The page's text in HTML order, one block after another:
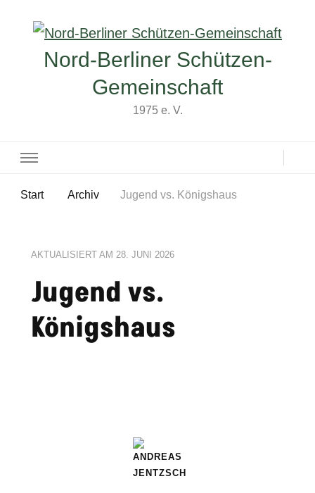
Nord-Berliner Schützen-
Gemeinschaft
1975 e. V.
Start Archiv Jugend vs. Königshaus
AKTUALISIERT AM 28. JUNI 2026
Jugend vs.
Königshaus